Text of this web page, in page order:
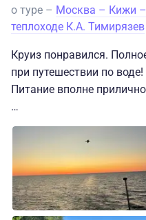
о туре – Москва – Кижи –
теплоходе К.А. Тимирязев
Круиз понравился.
при путешествии по
Питание вполне
Но! Качество
лучшего. В каютах - то
кровать, то пахнет из
пользоваться нельзя,
Подобные проблемы
выхода теплохода из